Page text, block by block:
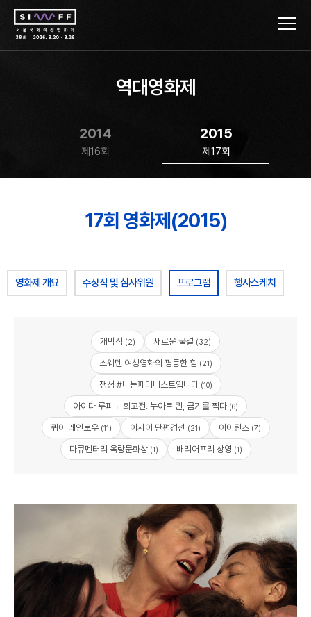
역대영화제
2014
제16회
2015
제17회
17회 영화제(2015)
영화제 개요 수상작 및 심사위원 프로그램 행사스케치
개막작(2) 새로운 물결 (32)
스웨덴 여성영화의 평등한 힘 (21)
쟁점 #나는페미니스트입니다(10)
아이다 루피노 회고전: 누아르 퀸, 금기를 찍다 (6)
퀴어 레인보우(11) 아시아 단편경선 (21) 아이틴즈(7)
다큐멘터리 옥랑문화상(1) 배리어프리 상영 (1)